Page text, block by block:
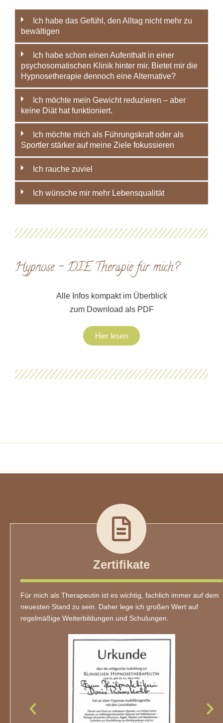
Ich habe das Gefühl, den Alltag nicht mehr zu
bewältigen
Ich habe schon einen Aufenthalt in einer
psychosomatischen Klinik hinter mir. Bietet mir die
Hypnosetherapie dennoch eine Alternative?
Ich möchte mein Gewicht reduzieren – aber
keine Diät hat funktioniert.
Ich möchte mich als Führungskraft oder als
Sportler stärker auf meine Ziele fokussieren
Ich rauche zuviel
Ich wünsche mir mehr Lebensqualität
Hypnose – DIE Therapie für mich?
Alle Infos kompakt im Überblick
zum Download als PDF
Hier lesen
Zertifikate
Für mich als Therapeutin ist es wichtig, fachlich immer auf dem
neuesten Stand zu sein. Daher lege ich großen Wert auf
regelmäßige Weiterbildungen und Schulungen.